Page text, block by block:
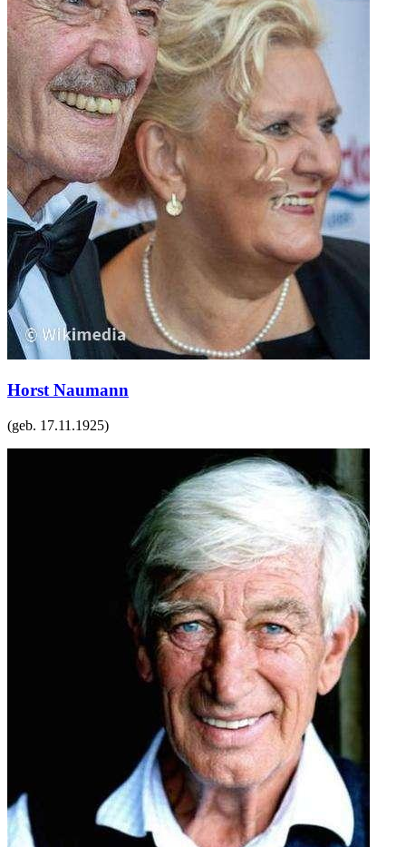
Horst Naumann
(geb. 17.11.1925)